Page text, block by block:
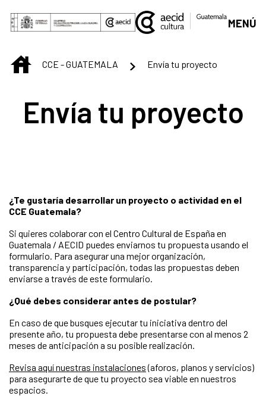
Saltar al contenido principal
MENÚ
INICIOCCE - GUATEMALA Envía tu proyecto
Envía tu proyecto
¿Te gustaría desarrollar un proyecto o actividad en el
CCE Guatemala?
Si quieres colaborar con el Centro Cultural de España en
Guatemala / AECID puedes enviarnos tu propuesta usando el
formulario. Para asegurar una mejor organización,
transparencia y participación, todas las propuestas deben
enviarse a través de este formulario.
¿Qué debes considerar antes de postular?
En caso de que busques ejecutar tu iniciativa dentro del
presente año, tu propuesta debe presentarse con al menos 2
meses de anticipación a su posible realización.
Revisa aquí nuestras instalaciones (aforos, planos y servicios)
para asegurarte de que tu proyecto sea viable en nuestros
espacios.